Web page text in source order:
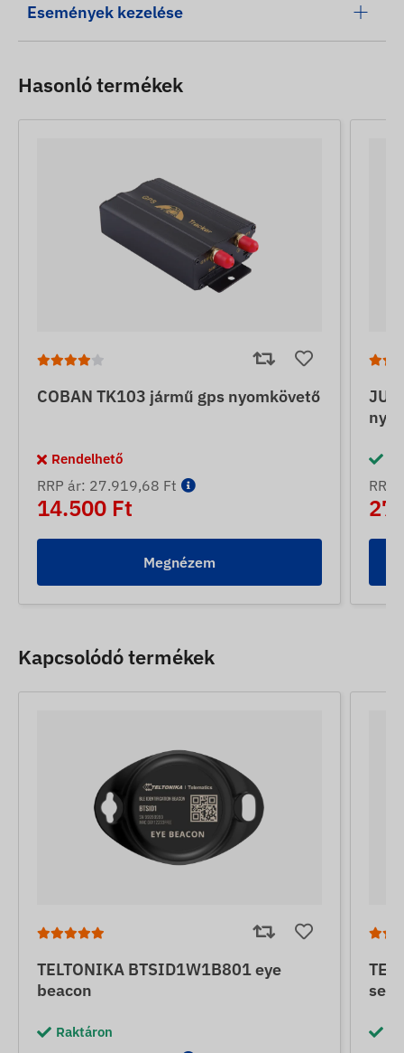
Események kezelése
Hasonló termékek
COBAN TK103 jármű gps nyomkövető
Rendelhető
RRP ár: 27.919,68 Ft
14.500 Ft
Megnézem
Kapcsolódó termékek
TELTONIKA BTSID1W1B801 eye
beacon
Raktáron